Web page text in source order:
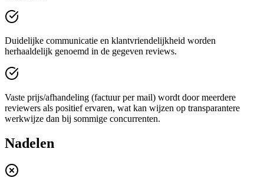
Duidelijke communicatie en klantvriendelijkheid worden
herhaaldelijk genoemd in de gegeven reviews.
Vaste prijs/afhandeling (factuur per mail) wordt door meerdere
reviewers als positief ervaren, wat kan wijzen op transparantere
werkwijze dan bij sommige concurrenten.
Nadelen